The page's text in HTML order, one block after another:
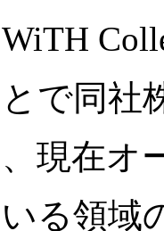
で同社
現在オ
る領域